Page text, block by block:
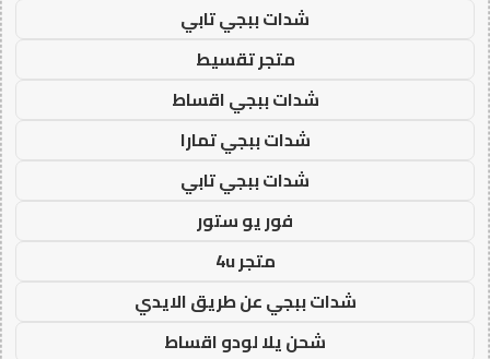
شدات ببجي تابي
متجر تقسيط
شدات ببجي اقساط
شدات ببجي تمارا
شدات ببجي تابي
فور يو ستور
متجر 4u
شدات ببجي عن طريق الايدي
شحن يلا لودو اقساط